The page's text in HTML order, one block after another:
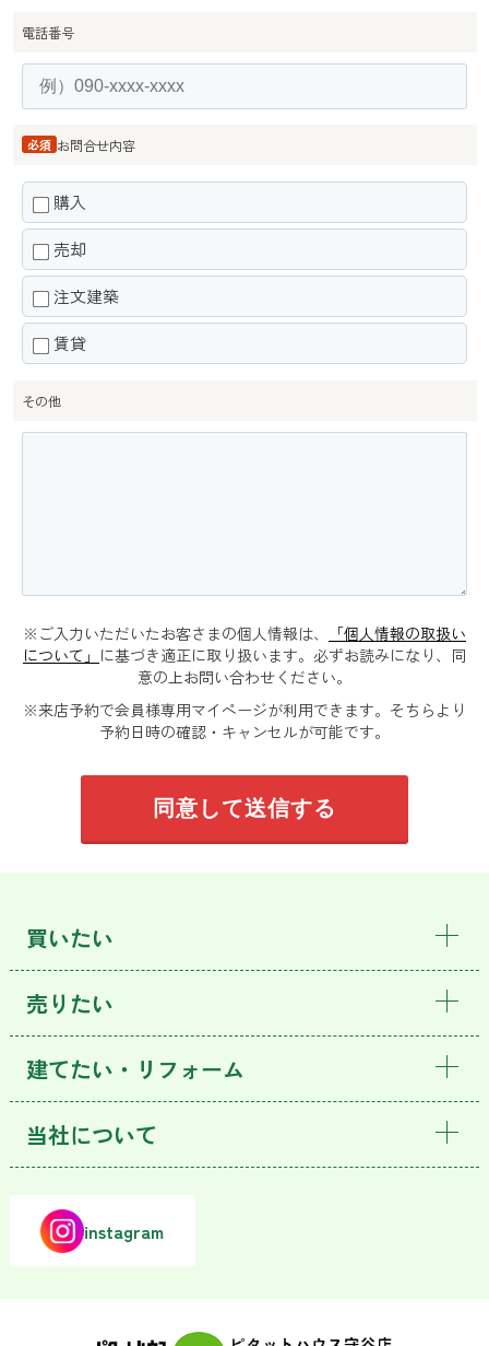
電話番号
お問合せ内容
必須
購入
売却
注文建築
賃貸
その他
※ご入力いただいたお客さまの個人情報は、
「個人情報の取扱い
について」 に基づき適正に取り扱います。必ずお読みになり、同
意の上お問い合わせください。
※来店予約で会員様専用マイページが利用できます。そちらより
予約日時の確認・キャンセルが可能です。
買いたい
売りたい
建てたい・リフォーム
当社について
instagram